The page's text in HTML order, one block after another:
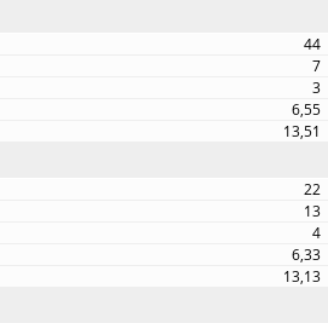
44
7
3
6,55
13,51
22
13
4
6,33
13,13